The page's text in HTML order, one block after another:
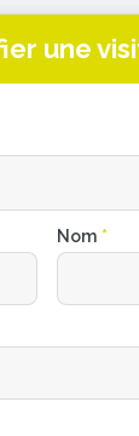
une
Nom *